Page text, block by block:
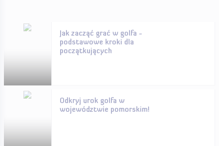
Jak zacząć grać w golfa -
podstawowe kroki dla
początkujących
Odkryj urok golfa w
województwie pomorskim!